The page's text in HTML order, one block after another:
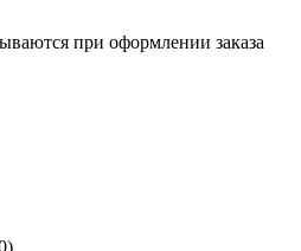
при оформлении заказа